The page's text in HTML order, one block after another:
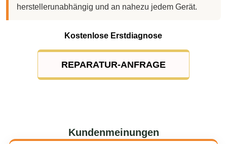
herstellerunabhängig und an nahezu jedem Gerät.
Kostenlose Erstdiagnose
REPARATUR-ANFRAGE
Kundenmeinungen